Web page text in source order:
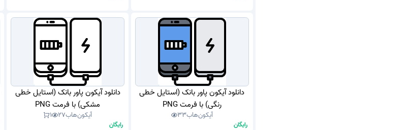
دانلود آیکون پاور بانک (استایل خطی
رنگی) با فرمت PNG
آیکون‌هاب33
رایگان
دانلود آیکون پاور بانک (استایل خطی
مشکی) با فرمت PNG
آیکون‌هاب27
1
رایگان